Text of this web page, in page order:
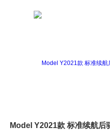
Model Y2021款 标准续航后